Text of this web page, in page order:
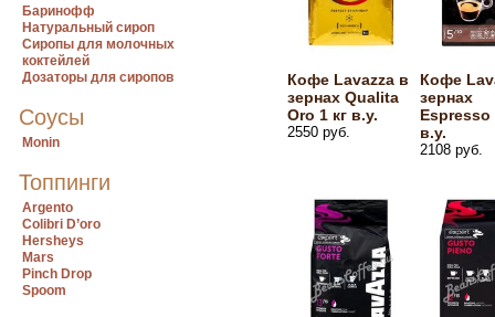
Баринофф
Натуральный сироп
Сиропы для молочных
коктейлей
Дозаторы для сиропов
Соусы
Monin
Топпинги
Argento
Colibri D’oro
Hersheys
Mars
Pinch Drop
Spoom
Кофе Lavazza в
зернах Qualita
Oro 1 кг в.у.
2550 руб.
Кофе
зернах
Espresso
в.у.
2108 руб.